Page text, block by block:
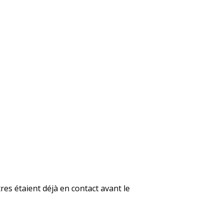
étaient déjà en contact avant le